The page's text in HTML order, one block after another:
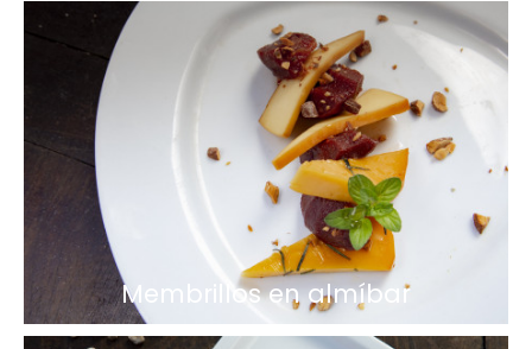
Membrillos en almíbar